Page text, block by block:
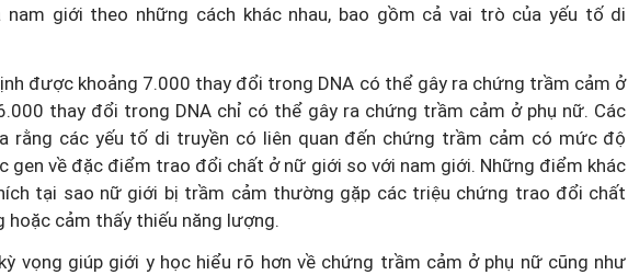
giới theo những cách khác nhau, bao gồm cả vai trò của yếu tố di
được khoảng 7.000 thay đổi trong DNA có thể gây ra chứng trầm cảm ở
thay đổi trong DNA chỉ có thể gây ra chứng trầm cảm ở phụ nữ. Các
rằng các yếu tố di truyền có liên quan đến chứng trầm cảm có mức độ
gen về đặc điểm trao đổi chất ở nữ giới so với nam giới. Những điểm khác
tại sao nữ giới bị trầm cảm thường gặp các triệu chứng trao đổi chất
hoặc cảm thấy thiếu năng lượng.
vọng giúp giới y học hiểu rõ hơn về chứng trầm cảm ở phụ nữ cũng như